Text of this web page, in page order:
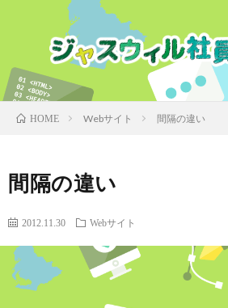
HOME Webサイト 間隔の違い
間隔の違い
2012.11.30 Webサイト